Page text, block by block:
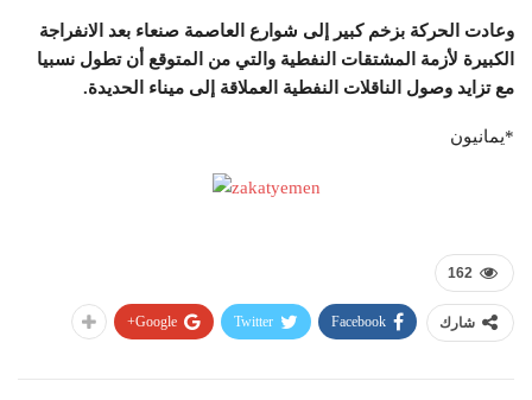
وعادت الحركة بزخم كبير إلى شوارع العاصمة صنعاء بعد الانفراجة
الكبيرة لأزمة المشتقات النفطية والتي من المتوقع أن تطول نسبيا
مع تزايد وصول الناقلات النفطية العملاقة إلى ميناء الحديدة.
*يمانيون
162
شارك Facebook
Twitter
Google+